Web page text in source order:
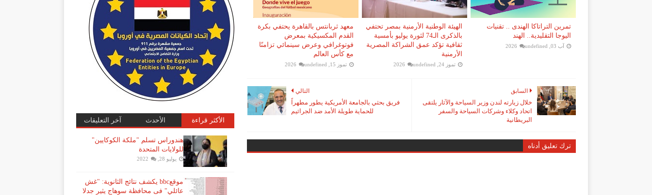
تمرين التراتاكا الهندى .. تقنيات
اليوجا التقليدية.. الهند
آب 03, 2026 undefined
الهيئة الوطنية الأرمنية بمصر تحتفي
بالذكرى الـ74 لثورة يوليو بأمسية
ثقافية تؤكد عمق الشراكة المصرية
الأرمنية
تموز 24, 2026 undefined
معهد ثربانتس بالقاهرة يحتفي بكرة
القدم المكسيكية بمعرض
فوتوغرافي وعرض سينمائي تزامنًا
مع كأس العالم
تموز 15, 2026 undefined
التالي
فريق بحثي بالجامعة الأمريكية يطور مطهراً
للحماية طويلة الأمد ضد الجراثيم
السابق
خلال زيارته لندن وزير السياحة والآثار يلتقى
اتحاد وكلاء وشركات السياحة والسفر
البريطانية
ترك تعليق أدناه
الأكثر قراءة الأحدث آخر التعليقات
هندوراس تسلم "ملكة الكوكايين"
للولايات المتحدة
يوليو 28, 2022
موقعbbc يكشف نتائج الثانوية: "غش
عائلي" فى محافظة سوهاج يثير جدلا